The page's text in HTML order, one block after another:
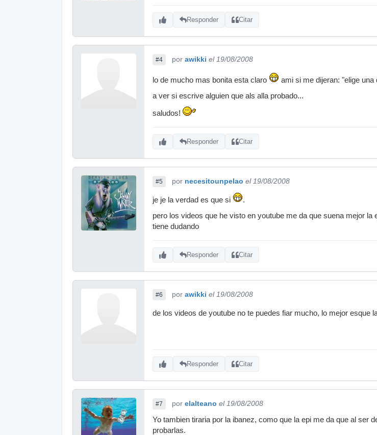
Responder Citar
#4 por awikki el 19/08/2008
lo de mucho mas bonita esta claro
ami si me dijeran: "elige
a ver si escrive alguien que als alla probado...
saludos!
Responder Citar
#5 por necesitounpelao el 19/08/2008
je je la verdad es que si
.
pero los videos que he visto en youtube me da que suena mejor
tiene dudando
Responder Citar
#6 por awikki el 19/08/2008
de los videos de youtube no te puedes fiar mucho, lo mejor esque
Responder Citar
#7 por elalteano el 19/08/2008
Yo tambien tiraria por la ibanez, como que la epi me da que al ser
probarlas.